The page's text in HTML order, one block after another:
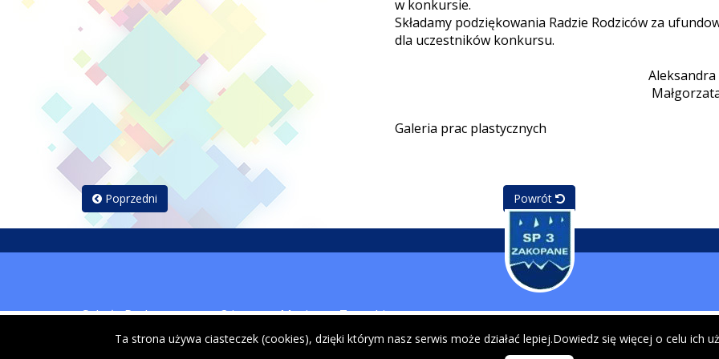
w konkursie.
Składamy podziękowania Radzie Rodziców za
dla uczestników konkursu.
Aleksandra Gąsienica
Małgorzata
Galeria prac plastycznych
Poprzedni Powrót
Szkoła Podstawowa nr 3 im. gen. Mariusza Zaruskiego
34-500 Zakopane, ul. Karłowicza 6
DOKUMENTY
Ta strona używa ciasteczek (cookies), dzięki którym nasz serwis może działać lepiej.Dowiedz się więcej o celu ich